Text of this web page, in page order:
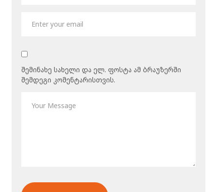
შემინახე სახელი და ელ. ფოსტა ამ ბრაუზერში
შემდეგი კომენტარისთვის.